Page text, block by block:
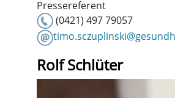
Pressereferent
(0421) 497 79057
Rolf Schlüter